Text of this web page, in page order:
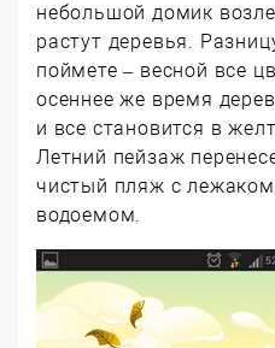
небольшой домик
растут деревья.
поймете – весной все
осеннее же время
и все становится в
Летний пейзаж
чистый пляж с
водоемом.